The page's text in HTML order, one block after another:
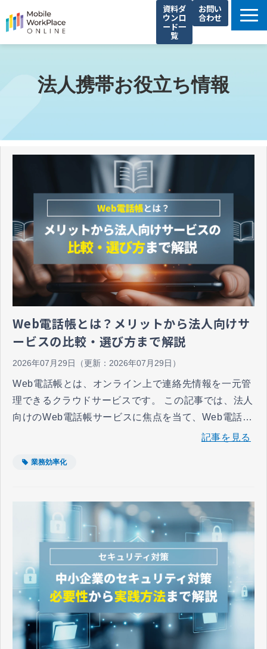
資料ダ
ウンロ
ード一
覧
お問い
合わせ
解決できる課題
コネクシオの強み
法人携帯お役立ち情報
セミナー・イベント情報
運営会社
法人携帯お役立ち情報
Web電話帳とは？メリットから法人向けサ
ービスの比較・選び方まで解説
2026年07月29日 （更新： 2026年07月29日 ）
Web電話帳とは、オンライン上で連絡先情報を一元管
理できるクラウドサービスです。 この記事では、法人
向けのWeb電話帳サービスに焦点を当て、Web電話帳
の基本的な仕組みから、セキュリティ強化や業務効率
具体的な機能や自社に最適なサービスを選ぶための比
記事を見る
業務効率化